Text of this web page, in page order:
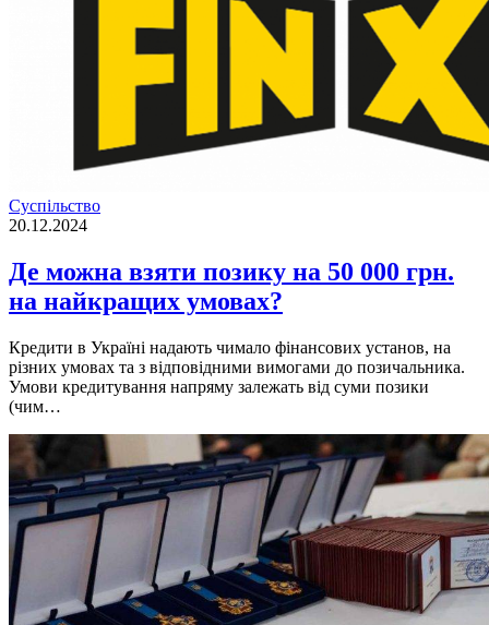
Суспільство
20.12.2024
Де можна взяти позику на 50 000 грн.
на найкращих умовах?
Кредити в Україні надають чимало фінансових установ, на
різних умовах та з відповідними вимогами до позичальника.
Умови кредитування напряму залежать від суми позики
(чим…